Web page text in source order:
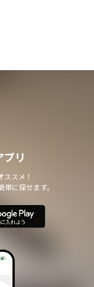
リ
スメ！
に探せます。